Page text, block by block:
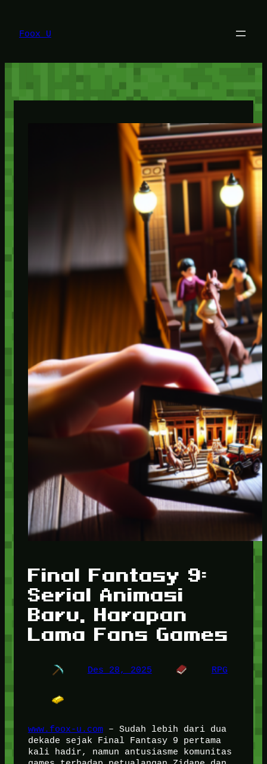
konten
Foox U
Final Fantasy 9:
Serial Animasi
Baru, Harapan
Lama Fans Games
Des 28, 2025 RPG
www.foox-u.com– Sudah lebih dari dua
dekade sejak Final Fantasy 9 pertama
kali hadir, namun antusiasme komunitas